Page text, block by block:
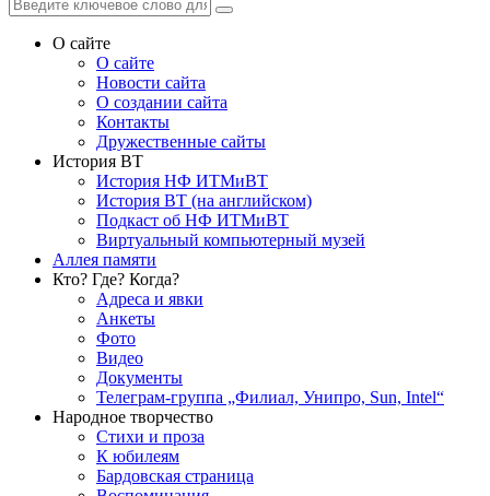
О сайте
О сайте
Новости сайта
О создании сайта
Контакты
Дружественные сайты
История ВТ
История НФ ИТМиВТ
История ВТ (на английском)
Подкаст об НФ ИТМиВТ
Виртуальный компьютерный музей
Аллея памяти
Кто? Где? Когда?
Адреса и явки
Анкеты
Фото
Видео
Документы
Телеграм-группа „Филиал, Унипро, Sun, Intel“
Народное творчество
Стихи и проза
К юбилеям
Бардовская страница